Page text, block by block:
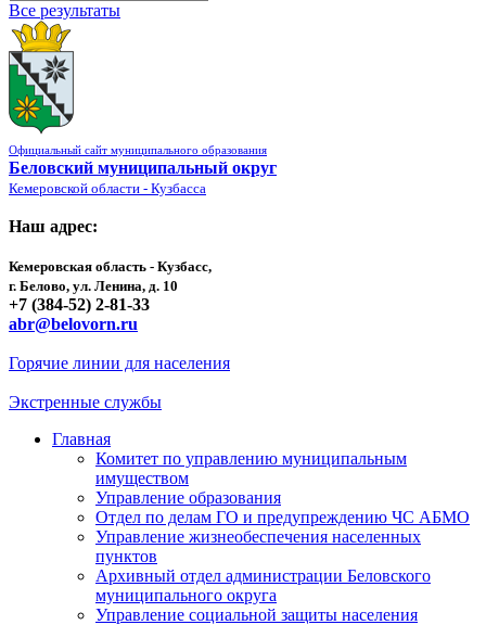
Все результаты
Официальный сайт муниципального образования
Беловский муниципальный округ
Кемеровской области - Кузбасса
Наш адрес:
Кемеровская область - Кузбасс,
г. Белово, ул. Ленина, д. 10
+7 (384-52) 2-81-33
abr@belovorn.ru
Горячие линии для населения
Экстренные службы
Главная
Комитет по управлению муниципальным
имуществом
Управление образования
Отдел по делам ГО и предупреждению ЧС АБМО
Управление жизнеобеспечения населенных
пунктов
Архивный отдел администрации Беловского
муниципального округа
Управление социальной защиты населения